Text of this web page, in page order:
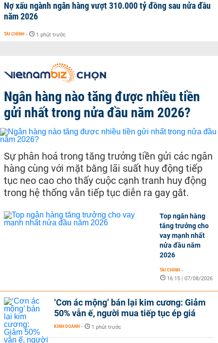
Nợ xấu ngành ngân hàng vượt 310.000 tỷ đồng sau nửa đầu
năm 2026
TÀI CHÍNH - 1 phút trước
Ngân hàng nào tăng được nhiều tiền
gửi nhất trong nửa đầu năm 2026?
Sự phân hoá trong tăng trưởng tiền gửi các ngân
hàng cùng với mặt bằng lãi suất huy động tiếp
tục neo cao cho thấy cuộc cạnh tranh huy động
trong hệ thống vẫn tiếp tục diễn ra gay gắt.
Top ngân hàng
tăng trưởng cho
vay mạnh nhất
nửa đầu năm
2026
TÀI CHÍNH -
16:15 | 07/08/2026
‘Cơn ác mộng’ bán lại kim cương: Giảm
50% vẫn ế, người mua tiếp tục ép giá
KINH DOANH - 1 phút trước